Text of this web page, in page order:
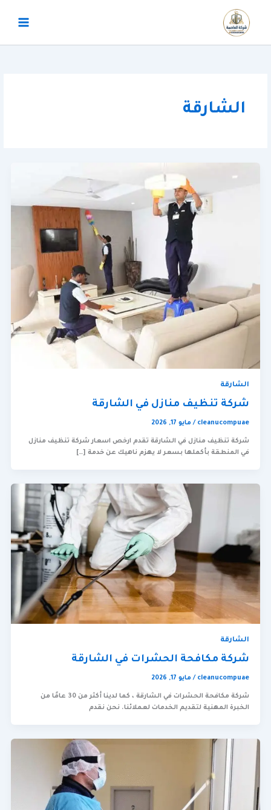
المحتوى
الشارقة
الشارقة
شركة تنظيف منازل في الشارقة
cleanucompuae
/ مايو 17, 2026
شركة تنظيف منازل في الشارقة تقدم ارخص اسعار شركة تنظيف منازل
في المنطقة بأكملها بسعر لا يهزم ناهيك عن خدمة […]
الشارقة
شركة مكافحة الحشرات في الشارقة
cleanucompuae
/ مايو 17, 2026
شركة مكافحة الحشرات في الشارقة ، كما لدينا أكثر من 30 عامًا من
الخبرة المهنية لتقديم الخدمات لعملائنا. نحن نقدم